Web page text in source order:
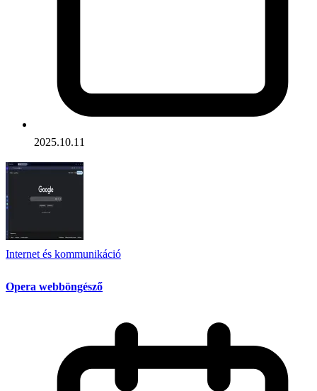
2025.10.11
Internet és kommunikáció
Opera webböngésző